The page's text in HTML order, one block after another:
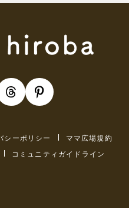
シーポリシー
ママ広場規約
コミュニティガイドライン